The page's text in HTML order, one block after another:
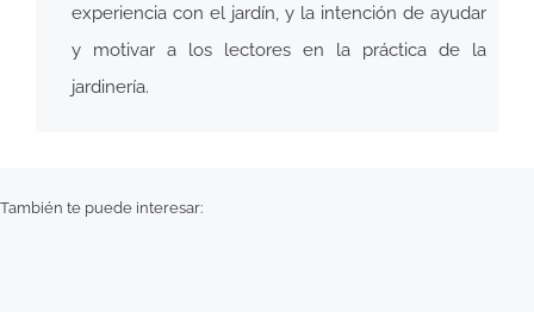
experiencia con el jardín, y la intención de ayudar
y motivar a los lectores en la práctica de la
jardinería.
También te puede interesar: